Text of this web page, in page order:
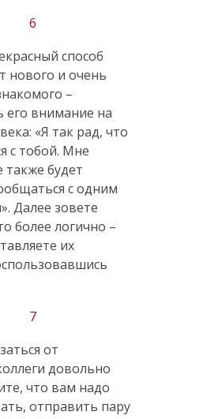
способ
нового и очень
–
его внимание на
«Я так рад, что
с тобой. Мне
также будет
с одним
Далее зовете
более логично –
их
от
довольно
что вам надо
отправить пару